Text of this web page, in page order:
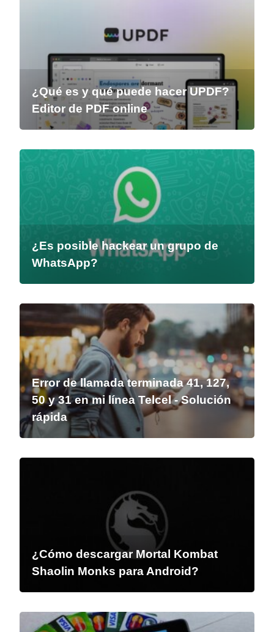
¿Qué es y qué puede hacer UPDF?
Editor de PDF online
¿Es posible hackear un grupo de
WhatsApp?
Error de llamada terminada 41, 127,
50 y 31 en mi línea Telcel - Solución
rápida
¿Cómo descargar Mortal Kombat
Shaolin Monks para Android?